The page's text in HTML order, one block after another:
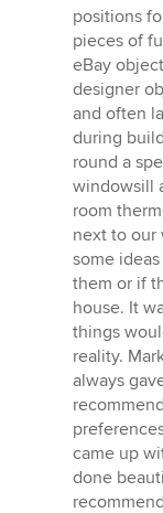
positions
pieces of
eBay
designer
and often
during
round a
windowsill
room
next to our
some
them or if
house. It
things
reality.
always
came up
done